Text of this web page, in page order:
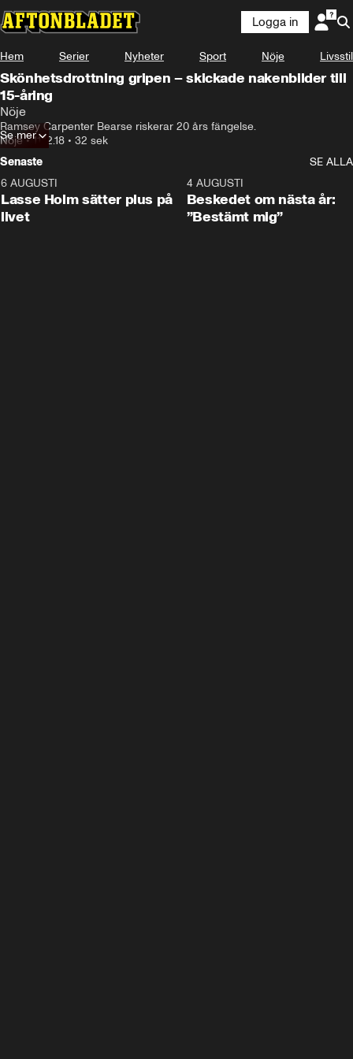
Logga in
Hem Serier Nyheter Sport Nöje Livsstil
Skönhetsdrottning gripen – skickade nakenbilder till
15-åring
Nöje
Ramsey Carpenter Bearse riskerar 20 års fängelse.
Nöje•11.12.18 • 32 sek
Se mer
Senaste
SE ALLA
6 AUGUSTI
Lasse Holm sätter plus på
livet
4 AUGUSTI
Beskedet om nästa år:
”Bestämt mig”